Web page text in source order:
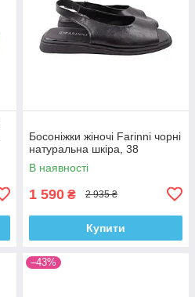
Босоніжки жіночі Farinni чорні
натуральна шкіра, 38
В наявності
1 590 ₴ 2 935 ₴
Купити
–43%